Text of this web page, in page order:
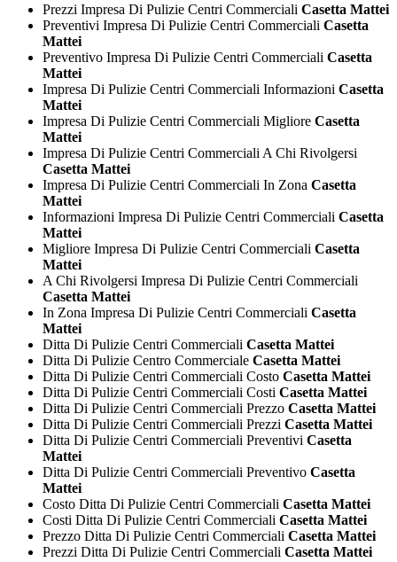
Prezzi Impresa Di Pulizie Centri Commerciali Casetta Mattei
Preventivi Impresa Di Pulizie Centri Commerciali Casetta
Mattei
Preventivo Impresa Di Pulizie Centri Commerciali Casetta
Mattei
Impresa Di Pulizie Centri Commerciali Informazioni Casetta
Mattei
Impresa Di Pulizie Centri Commerciali Migliore Casetta
Mattei
Impresa Di Pulizie Centri Commerciali A Chi Rivolgersi
Casetta Mattei
Impresa Di Pulizie Centri Commerciali In Zona Casetta
Mattei
Informazioni Impresa Di Pulizie Centri Commerciali Casetta
Mattei
Migliore Impresa Di Pulizie Centri Commerciali Casetta
Mattei
A Chi Rivolgersi Impresa Di Pulizie Centri Commerciali
Casetta Mattei
In Zona Impresa Di Pulizie Centri Commerciali Casetta
Mattei
Ditta Di Pulizie Centri Commerciali Casetta Mattei
Ditta Di Pulizie Centro Commerciale Casetta Mattei
Ditta Di Pulizie Centri Commerciali Costo Casetta Mattei
Ditta Di Pulizie Centri Commerciali Costi Casetta Mattei
Ditta Di Pulizie Centri Commerciali Prezzo Casetta Mattei
Ditta Di Pulizie Centri Commerciali Prezzi Casetta Mattei
Ditta Di Pulizie Centri Commerciali Preventivi Casetta
Mattei
Ditta Di Pulizie Centri Commerciali Preventivo Casetta
Mattei
Costo Ditta Di Pulizie Centri Commerciali Casetta Mattei
Costi Ditta Di Pulizie Centri Commerciali Casetta Mattei
Prezzo Ditta Di Pulizie Centri Commerciali Casetta Mattei
Prezzi Ditta Di Pulizie Centri Commerciali Casetta Mattei